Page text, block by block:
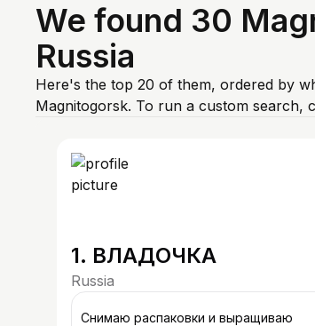
We found 30
Russia
Here's the top 20 of them, ordered by
Magnitogorsk. To run a custom search,
1. ВЛАДОЧКА
Russia
Снимаю распаковки и выращиваю